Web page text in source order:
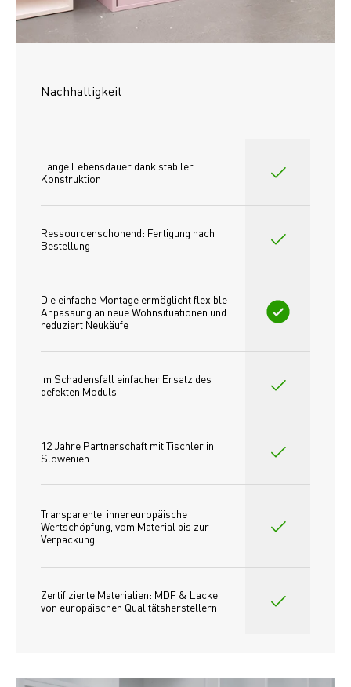
Nachhaltigkeit
Lange Lebensdauer dank stabiler
Konstruktion
Ressourcenschonend: Fertigung nach
Bestellung
Die einfache Montage ermöglicht flexible
Anpassung an neue Wohnsituationen und
reduziert Neukäufe
Im Schadensfall einfacher Ersatz des
defekten Moduls
12 Jahre Partnerschaft mit Tischler in
Slowenien
Transparente, innereuropäische
Wertschöpfung, vom Material bis zur
Verpackung
Zertifizierte Materialien: MDF & Lacke
von europäischen Qualitätsherstellern